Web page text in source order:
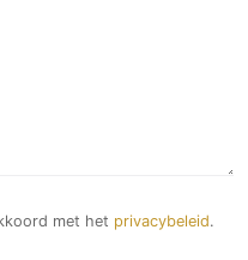
met het privacybeleid.